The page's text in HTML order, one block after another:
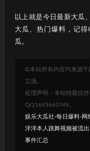
以上就是今日最新大瓜
大瓜、热门爆料，记
瓜。
©本站所有内容均来源
立场。
处理声明：本站转载仅
QQ1693663749。
娱乐大瓜社-每日爆料-网
洋洋本人跳舞视频被流
事件汇总